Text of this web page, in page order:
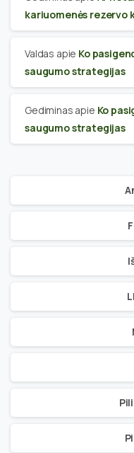
kariuomenės rezervo
Valdas apie Ko
saugumo strategijas
Gediminas apie Ko
saugumo strategijas